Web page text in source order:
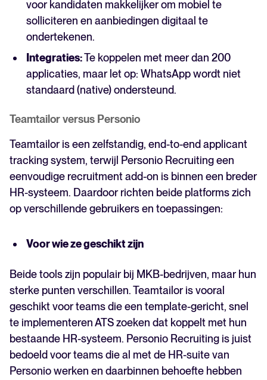
voor kandidaten makkelijker om mobiel te
solliciteren en aanbiedingen digitaal te
ondertekenen.
Integraties:Te koppelen met meer dan 200
applicaties, maar let op: WhatsApp wordt niet
standaard (native) ondersteund.
Teamtailor versus Personio
Teamtailor is een zelfstandig, end-to-end applicant
tracking system, terwijl Personio Recruiting een
eenvoudige recruitment add-on is binnen een breder
HR-systeem. Daardoor richten beide platforms zich
op verschillende gebruikers en toepassingen:
Voor wie ze geschikt zijn
Beide tools zijn populair bij MKB-bedrijven, maar hun
sterke punten verschillen. Teamtailor is vooral
geschikt voor teams die een template-gericht, snel
te implementeren ATS zoeken dat koppelt met hun
bestaande HR-systeem. Personio Recruiting is juist
bedoeld voor teams die al met de HR-suite van
Personio werken en daarbinnen behoefte hebben